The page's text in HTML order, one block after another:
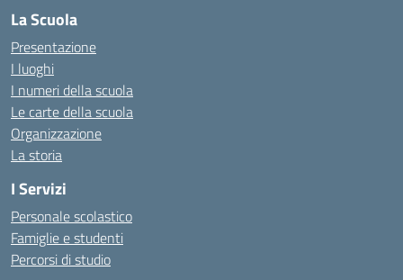
La Scuola
Presentazione
I luoghi
I numeri della scuola
Le carte della scuola
Organizzazione
La storia
I Servizi
Personale scolastico
Famiglie e studenti
Percorsi di studio